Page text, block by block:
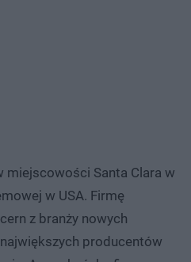
miejscowości Santa Clara w
w USA. Firmę
z branży nowych
producentów